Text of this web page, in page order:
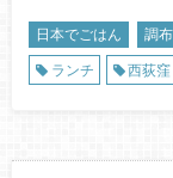
日本でごはん
調
ランチ
西荻窪